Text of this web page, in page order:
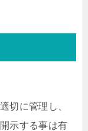
切に管理し、
示する事は有